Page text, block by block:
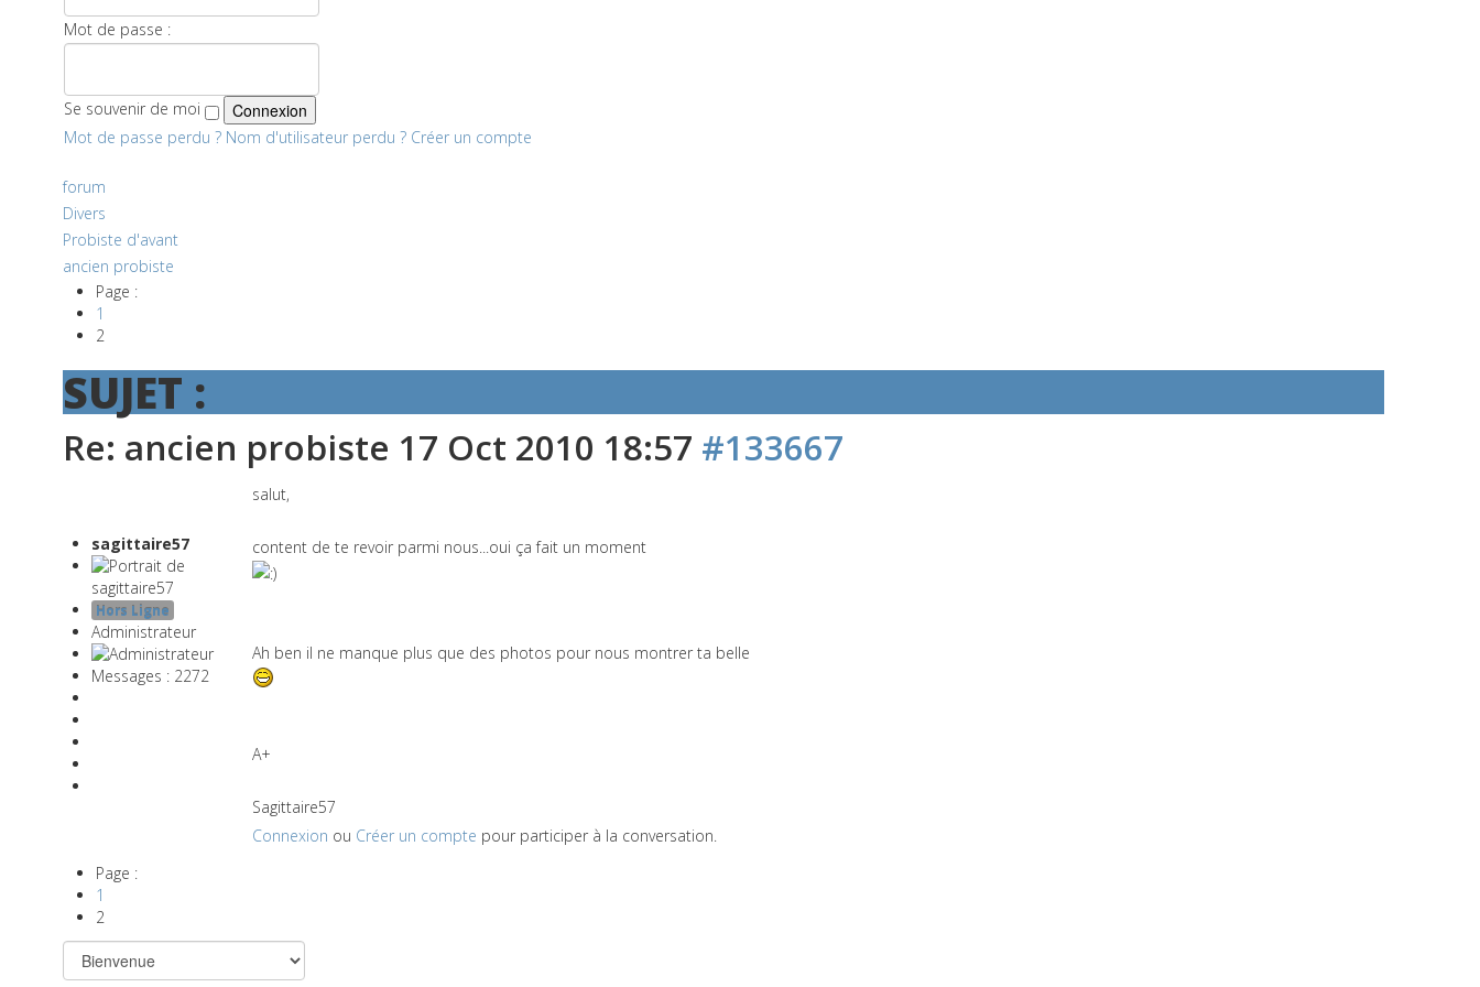
Mot de passe :
Se souvenir de moi
Mot de passe perdu ? Nom d'utilisateur perdu ? Créer un compte
forum
Divers
Probiste d'avant
ancien probiste
Page :
1
2
SUJET :
Re: ancien probiste 17 Oct 2010 18:57 #133667
sagittaire57
Hors Ligne
Administrateur
Messages : 2272
salut,
content de te revoir parmi nous...oui ça fait un moment
Ah ben il ne manque plus que des photos pour nous montrer ta belle
A+
Sagittaire57
Connexion ou Créer un compte pour participer à la conversation.
Page :
1
2